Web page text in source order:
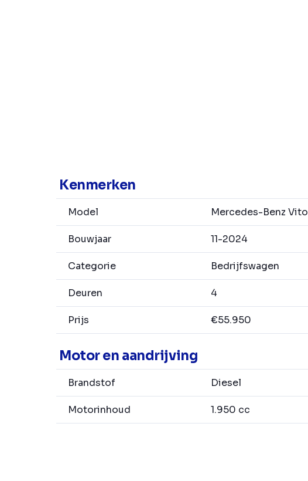
Kenmerken
Model Mercedes-Benz Vito
Bouwjaar 11-2024
Categorie Bedrijfswagen
Deuren 4
Prijs €55.950
Motor en aandrijving
Brandstof Diesel
Motorinhoud 1.950 cc